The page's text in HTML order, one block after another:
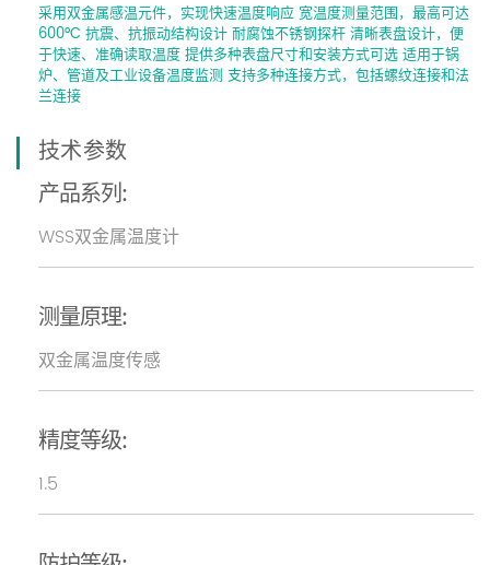
采用双金属感温元件，实现快速温度响应 宽温度测量范围，最高可达
600°C 抗震、抗振动结构设计 耐腐蚀不锈钢探杆 清晰表盘设计，便
于快速、准确读取温度 提供多种表盘尺寸和安装方式可选 适用于锅
炉、管道及工业设备温度监测 支持多种连接方式，包括螺纹连接和法
兰连接
技术参数
产品系列:
WSS双金属温度计
测量原理:
双金属温度传感
精度等级:
1.5